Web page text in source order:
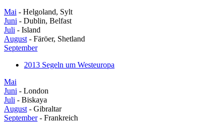
Mai - Helgoland, Sylt
Juni - Dublin, Belfast
Juli - Island
August - Färöer, Shetland
September
2013 Segeln um Westeuropa
Mai
Juni - London
Juli - Biskaya
August - Gibraltar
September- Frankreich